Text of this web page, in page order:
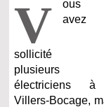
V
ous
avez
sollicité
plusieurs
électriciens à
Villers-Bocage,